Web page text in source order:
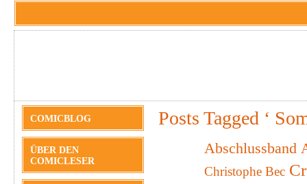
COMICBLOG
ÜBER DEN
COMICLESER
Posts Tagged ‘
Abschlussband
Christophe Bec